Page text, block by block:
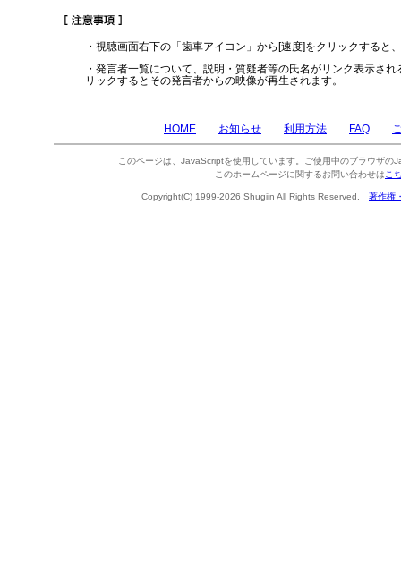
・視聴画面右下の「歯車アイコン」から[速度]をクリックすると
・発言者一覧について、説明・質疑者等の氏名がリンク表示さ
リックするとその発言者からの映像が再生されます。
HOME お知らせ 利用方法 FAQ
このページは、JavaScriptを使用しています。ご使用中のブラウザの
このホームページに関するお問い合わせは こ
Copyright(C) 1999-2026 Shugiin All Rights Reserved. 著作権